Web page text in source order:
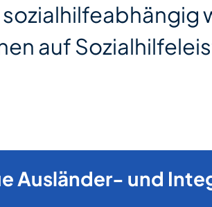
auf
Ausländer- und